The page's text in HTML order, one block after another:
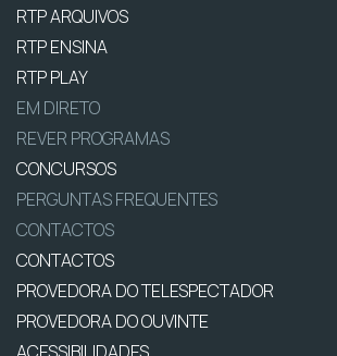
RTP ARQUIVOS
RTP ENSINA
RTP PLAY
EM DIRETO
REVER PROGRAMAS
CONCURSOS
PERGUNTAS FREQUENTES
CONTACTOS
CONTACTOS
PROVEDORA DO TELESPECTADOR
PROVEDORA DO OUVINTE